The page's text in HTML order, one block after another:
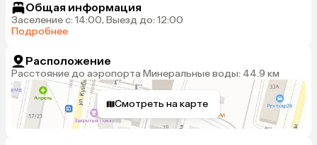
Общая информация
Заселение с: 14:00, Выезд до: 12:00
Подробнее
Расположение
Расстояние до аэропорта Минеральные воды: 44.9 км
Смотреть на карте